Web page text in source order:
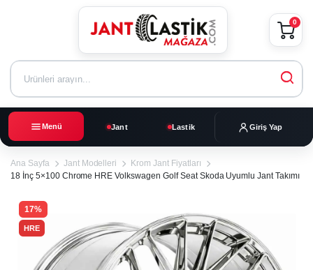
Menü Jant Lastik Giriş Yap
0
Ana Sayfa Jant Modelleri
Krom Jant Fiyatları
18 İnç 5×100 Chrome HRE Volkswagen Golf Seat Skoda Uyumlu Jant Takımı
17%
HRE